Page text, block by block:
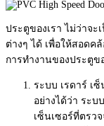
ประตูของเรา ไม่ว่าจ
ต่างๆ ได้ เพื่อให้สอดค
การทำงานของประตูข
ระบบ เรดาร์ เ
อย่างได้ว่า ระบ
เซ็นเซอร์ที่ตรว